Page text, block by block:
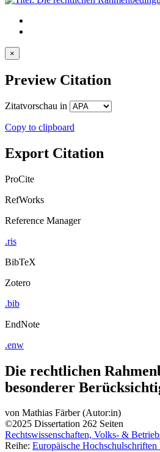
×
Preview Citation
Zitatvorschau in
Copy to clipboard
Export Citation
ProCite
RefWorks
Reference Manager
.ris
BibTeX
Zotero
.bib
EndNote
.enw
Die rechtlichen
besonderer
von Mathias Färber (Autor:in)
©2025 Dissertation 262 Seiten
Rechtswissenschaften, Volks- &
Reihe: Europäische Hochschulschriften